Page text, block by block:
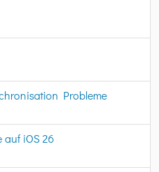
Probleme
auf iOS 26